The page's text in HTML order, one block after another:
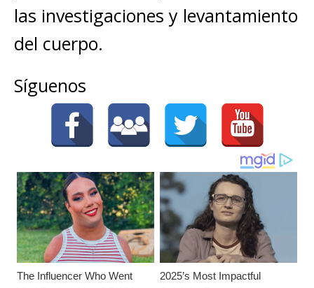
las investigaciones y levantamiento
del cuerpo.
Síguenos